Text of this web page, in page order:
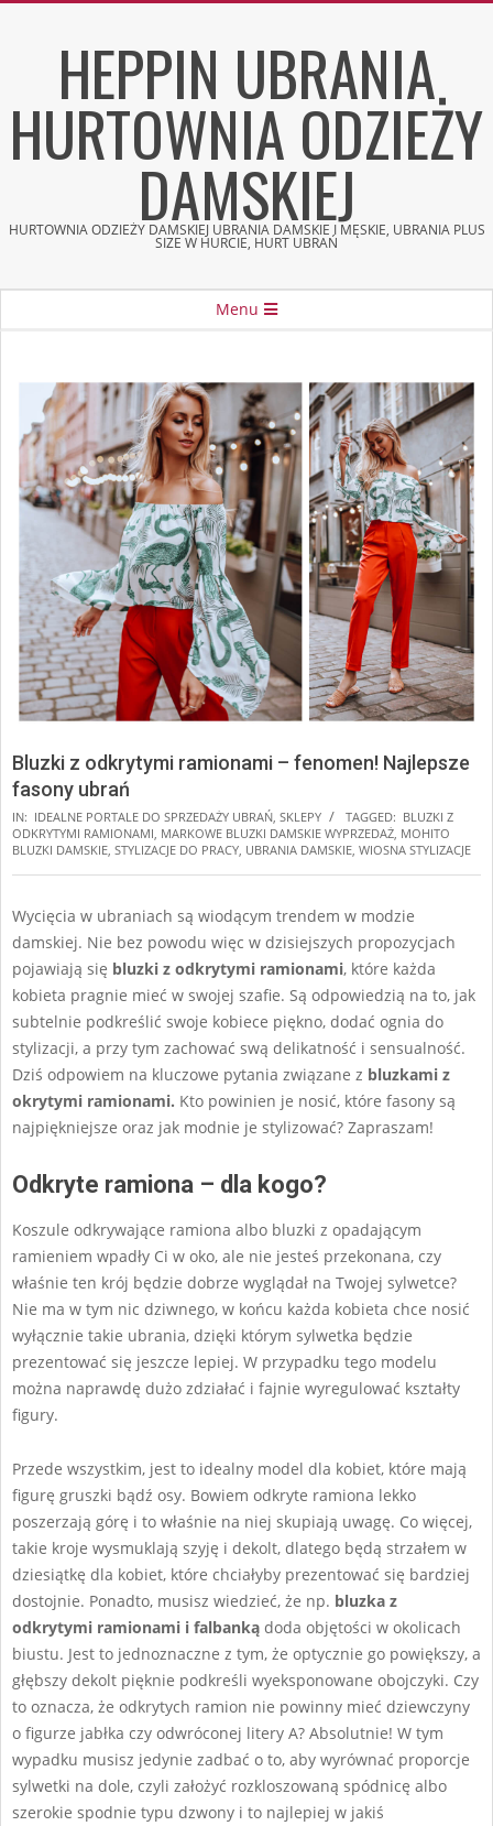
HEPPIN UBRANIA
HURTOWNIA ODZIEŻY
DAMSKIEJ
HURTOWNIA ODZIEŻY DAMSKIEJ UBRANIA DAMSKIE I MĘSKIE, UBRANIA PLUS
SIZE W HURCIE, HURT UBRAŃ
Menu
Bluzki z odkrytymi ramionami – fenomen! Najlepsze
fasony ubrań
IN: IDEALNE PORTALE DO SPRZEDAŻY UBRAŃ SKLEPY TAGGED: BLUZKI Z
ODKRYTYMI RAMIONAMI MARKOWE BLUZKI DAMSKIE WYPRZEDAŻ MOHITO
BLUZKI DAMSKIE STYLIZACJE DO PRACY UBRANIA DAMSKIE WIOSNA STYLIZACJE
Wycięcia w ubraniach są wiodącym trendem w modzie
damskiej. Nie bez powodu więc w dzisiejszych propozycjach
pojawiają się bluzki z odkrytymi ramionami, które każda
kobieta pragnie mieć w swojej szafie. Są odpowiedzią na to, jak
subtelnie podkreślić swoje kobiece piękno, dodać ognia do
stylizacji, a przy tym zachować swą delikatność i sensualność.
Dziś odpowiem na kluczowe pytania związane z bluzkami z
okrytymi ramionami. Kto powinien je nosić, które fasony są
najpiękniejsze oraz jak modnie je stylizować? Zapraszam!
Odkryte ramiona – dla kogo?
Koszule odkrywające ramiona albo bluzki z opadającym
ramieniem wpadły Ci w oko, ale nie jesteś przekonana, czy
właśnie ten krój będzie dobrze wyglądał na Twojej sylwetce?
Nie ma w tym nic dziwnego, w końcu każda kobieta chce nosić
wyłącznie takie ubrania, dzięki którym sylwetka będzie
prezentować się jeszcze lepiej. W przypadku tego modelu
można naprawdę dużo zdziałać i fajnie wyregulować kształty
figury.
Przede wszystkim, jest to idealny model dla kobiet, które mają
figurę gruszki bądź osy. Bowiem odkryte ramiona lekko
poszerzają górę i to właśnie na niej skupiają uwagę. Co więcej,
takie kroje wysmuklają szyję i dekolt, dlatego będą strzałem w
dziesiątkę dla kobiet, które chciałyby prezentować się bardziej
dostojnie. Ponadto, musisz wiedzieć, że np. bluzka z
odkrytymi ramionami i falbanką doda objętości w okolicach
biustu. Jest to jednoznaczne z tym, że optycznie go powiększy, a
głębszy dekolt pięknie podkreśli wyeksponowane obojczyki. Czy
to oznacza, że odkrytych ramion nie powinny mieć dziewczyny
o figurze jabłka czy odwróconej litery A? Absolutnie! W tym
wypadku musisz jedynie zadbać o to, aby wyrównać proporcje
sylwetki na dole, czyli założyć rozkloszowaną spódnicę albo
szerokie spodnie typu dzwony i to najlepiej w jakiś